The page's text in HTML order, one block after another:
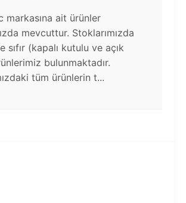
markasına ait ürünler
mevcuttur. Stoklarımızda
sıfır (kapalı kutulu ve açık
bulunmaktadır.​
tüm ürünlerin t...